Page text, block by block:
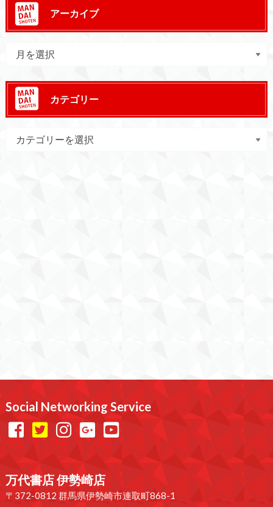
アーカイブ
カテゴリー
Social Networking Service
万代書店 伊勢崎店
〒372-0812 群馬県伊勢崎市連取町868-1